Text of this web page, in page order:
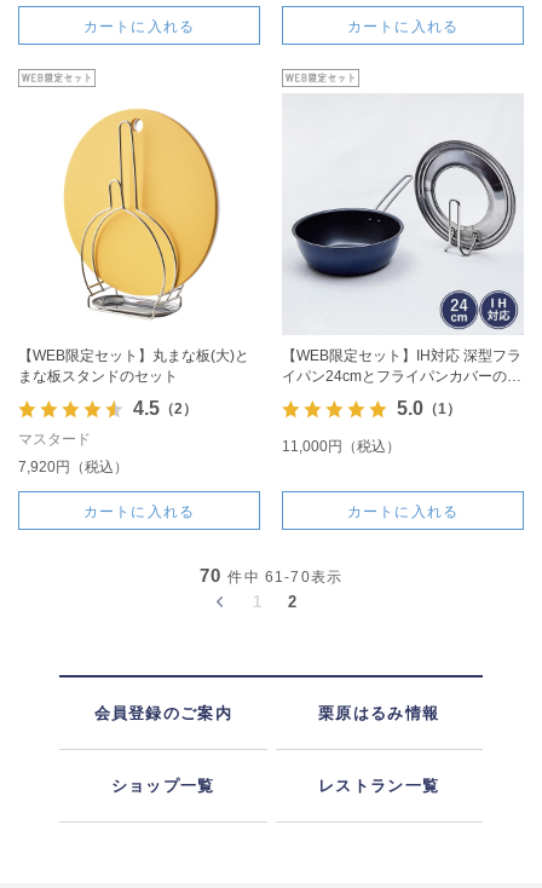
カートに入れる カートに入れる
【WEB限定セット】丸まな板(大)と
まな板スタンドのセット
4.5（2）
マスタード
7,920円（税込）
カートに入れる
【WEB限定セット】IH対応 深型フラ
イパン24cmとフライパンカバーのセ
5.0（1）
11,000円（税込）
カートに入れる
70 件中 61-70表示
1 2
会員登録のご案内 栗原はるみ情報
ショップ一覧 レストラン一覧